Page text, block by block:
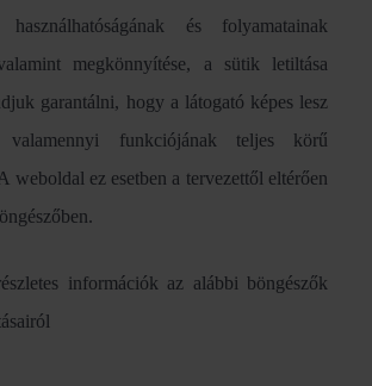
és folyamatainak
megkönnyítése, a sütik letiltása
garantálni, hogy a látogató képes lesz
funkciójának teljes körű
weboldal ez esetben a tervezettől eltérően
információk az alábbi böngészők